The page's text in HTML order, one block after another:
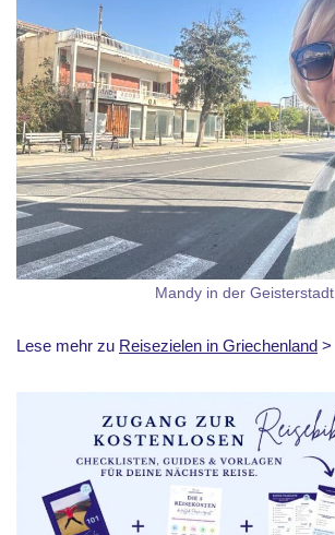
Mandy in der Geisterstadt
Lese mehr zu Reisezielen in Griechenland >